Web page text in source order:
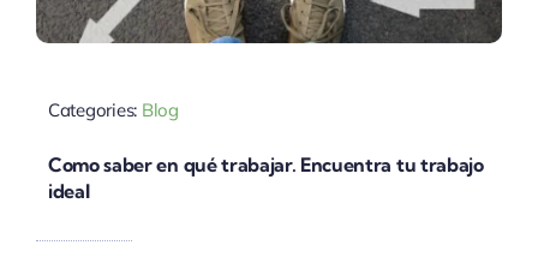
Categories: Blog
Como saber en qué trabajar. Encuentra tu trabajo
ideal